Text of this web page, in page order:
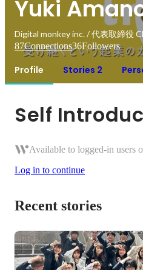
Yuki
Digital monkey inc. / 代表取締役
87Connections36Followers
Profile Stories 2
Self
Available to logged-in users
Log in to continue
Recent stories